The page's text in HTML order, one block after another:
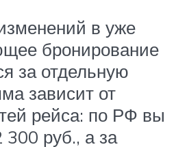
в уже
бронирование
за отдельную
зависит от
рейса: по РФ вы
300 руб., а за